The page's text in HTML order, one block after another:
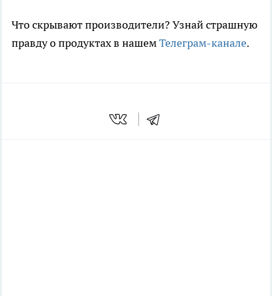
Что скрывают производители? Узнай страшную
правду о продуктах в нашемТелеграм-канале.